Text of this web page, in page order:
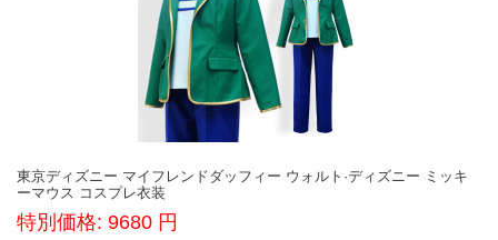
東京ディズニー マイフレンドダッフィー ウォルト·ディズニー ミッキ
ーマウス コスプレ衣装
特別価格: 9680 円